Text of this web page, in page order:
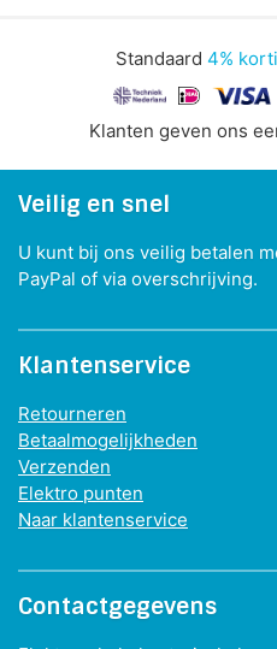
Standaard 4%
Klanten geven ons
Veilig en snel
U kunt bij ons veilig betalen
PayPal of via overschrijving.
Klantenservice
Retourneren
Betaalmogelijkheden
Verzenden
Elektro punten
Naar klantenservice
Contactgegevens